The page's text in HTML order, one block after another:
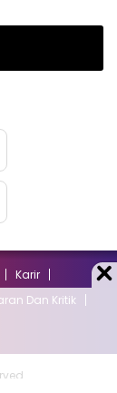
Karir
Dan Kritik